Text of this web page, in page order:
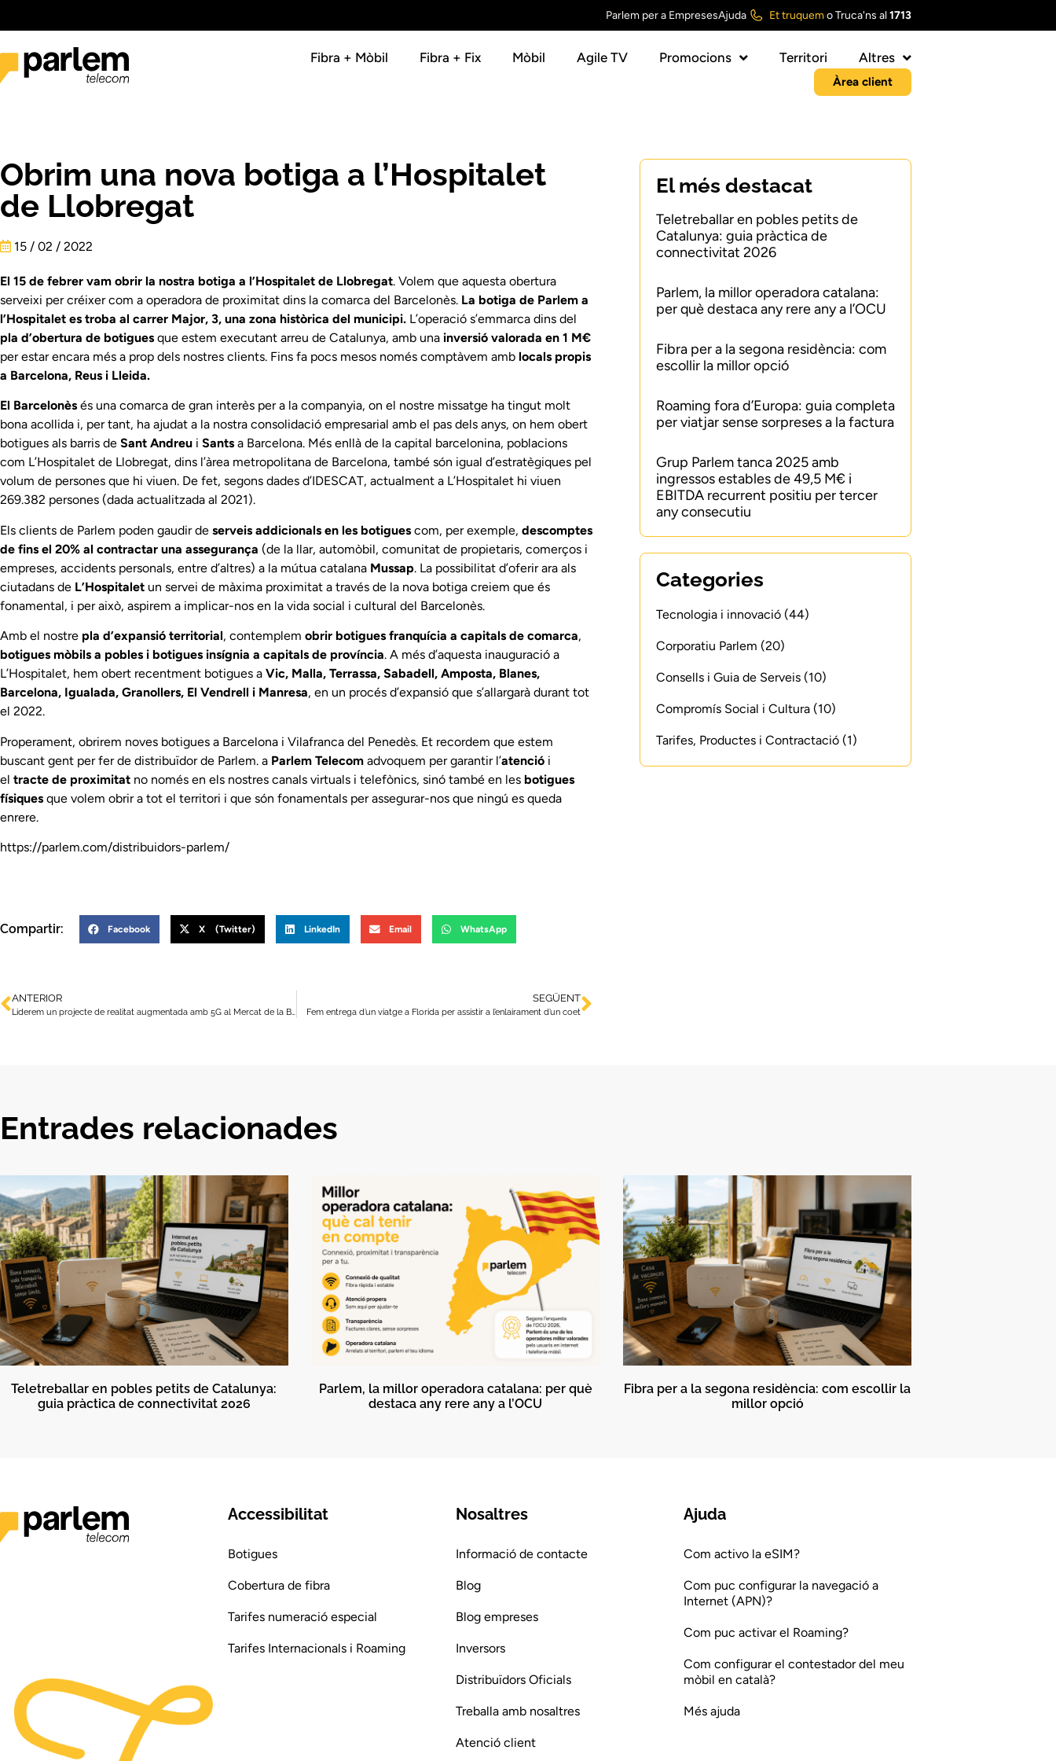
Parlem per a EmpresesAjuda Et truquemoTruca'ns al1713
Fibra + Mòbil Fibra + Fix Mòbil Agile TV Promocions Territori Altres
Àrea client
Obrim una nova botiga a l’Hospitalet
de Llobregat
15 / 02 / 2022
El 15 de febrer vam obrir la nostra botiga a l’Hospitalet de Llobregat. Volem que aquesta obertura
serveixi per créixer com a operadora de proximitat dins la comarca del Barcelonès. La botiga de Parlem a
l’Hospitalet es troba al carrer Major, 3, una zona històrica del municipi. L’operació s’emmarca dins del
pla d’obertura de botigues que estem executant arreu de Catalunya, amb una inversió valorada en 1 M€
per estar encara més a prop dels nostres clients. Fins fa pocs mesos només comptàvem amb locals propis
a Barcelona, Reus i Lleida.
El Barcelonès és una comarca de gran interès per a la companyia, on el nostre missatge ha tingut molt
bona acollida i, per tant, ha ajudat a la nostra consolidació empresarial amb el pas dels anys, on hem obert
botigues als barris de Sant Andreu i Sants a Barcelona. Més enllà de la capital barcelonina, poblacions
com L’Hospitalet de Llobregat, dins l’àrea metropolitana de Barcelona, també són igual d’estratègiques pel
volum de persones que hi viuen. De fet, segons dades d’IDESCAT, actualment a L’Hospitalet hi viuen
269.382 persones (dada actualitzada al 2021).
Els clients de Parlem poden gaudir de serveis addicionals en les botigues com, per exemple, descomptes
de fins el 20% al contractar una assegurança (de la llar, automòbil, comunitat de propietaris, comerços i
empreses, accidents personals, entre d’altres) a la mútua catalana Mussap. La possibilitat d’oferir ara als
ciutadans de L’Hospitalet un servei de màxima proximitat a través de la nova botiga creiem que és
fonamental, i per això, aspirem a implicar-nos en la vida social i cultural del Barcelonès.
Amb el nostre pla d’expansió territorial, contemplem obrir botigues franquícia a capitals de comarca,
botigues mòbils a pobles i botigues insígnia a capitals de província. A més d’aquesta inauguració a
L’Hospitalet, hem obert recentment botigues a Vic, Malla, Terrassa, Sabadell, Amposta, Blanes,
Barcelona, Igualada, Granollers, El Vendrell i Manresa, en un procés d’expansió que s’allargarà durant tot
el 2022.
Properament, obrirem noves botigues a Barcelona i Vilafranca del Penedès. Et recordem que estem
buscant gent per fer de distribuïdor de Parlem. a Parlem Telecom advoquem per garantir l’atenció i
el tracte de proximitat no només en els nostres canals virtuals i telefònics, sinó també en les botigues
físiques que volem obrir a tot el territori i que són fonamentals per assegurar-nos que ningú es queda
enrere.
https://parlem.com/distribuidors-parlem/
Compartir: Facebook X (Twitter) LinkedIn Email WhatsApp
ANTERIOR
Liderem un projecte de realitat augmentada amb 5G al Mercat de la Boqueria
SEGÜENT
Fem entrega d’un viatge a Florida per assistir a l’enlairament d’un coet
El més destacat
Teletreballar en pobles petits de
Catalunya: guia pràctica de
connectivitat 2026
Parlem, la millor operadora catalana:
per què destaca any rere any a l’OCU
Fibra per a la segona residència: com
escollir la millor opció
Roaming fora d’Europa: guia completa
per viatjar sense sorpreses a la factura
Grup Parlem tanca 2025 amb
ingressos estables de 49,5 M€ i
EBITDA recurrent positiu per tercer
any consecutiu
Categories
Tecnologia i innovació (44)
Corporatiu Parlem (20)
Consells i Guia de Serveis (10)
Compromís Social i Cultura (10)
Tarifes, Productes i Contractació (1)
Entrades relacionades
Teletreballar en pobles petits de Catalunya:
guia pràctica de connectivitat 2026
Parlem, la millor operadora catalana: per què
destaca any rere any a l’OCU
Fibra per a la segona residència: com escollir la
millor opció
Accessibilitat
Botigues
Cobertura de fibra
Tarifes numeració especial
Tarifes Internacionals i Roaming
Nosaltres
Informació de contacte
Blog
Blog empreses
Inversors
Distribuïdors Oficials
Treballa amb nosaltres
Atenció client
Ajuda
Com activo la eSIM?
Com puc configurar la navegació a
Internet (APN)?
Com puc activar el Roaming?
Com configurar el contestador del meu
mòbil en català?
Més ajuda